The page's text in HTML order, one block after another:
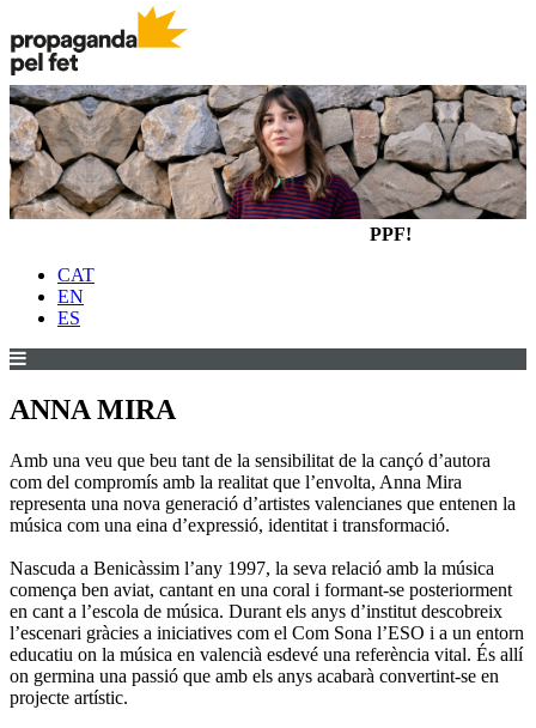
PPF!
CAT
EN
ES
ANNA MIRA
Amb una veu que beu tant de la sensibilitat de la cançó d’autora
com del compromís amb la realitat que l’envolta, Anna Mira
representa una nova generació d’artistes valencianes que entenen la
música com una eina d’expressió, identitat i transformació.
Nascuda a Benicàssim l’any 1997, la seva relació amb la música
comença ben aviat, cantant en una coral i formant-se posteriorment
en cant a l’escola de música. Durant els anys d’institut descobreix
l’escenari gràcies a iniciatives com el Com Sona l’ESO i a un entorn
educatiu on la música en valencià esdevé una referència vital. És allí
on germina una passió que amb els anys acabarà convertint-se en
projecte artístic.